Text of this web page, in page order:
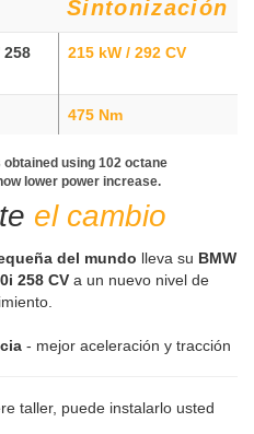
Sintonización
258
215 kW / 292 CV
475 Nm
using 102 octane
lower power increase.
el cambio
del mundo lleva su BMW
258 CV a un nuevo nivel de
- mejor aceleración y tracción
taller, puede instalarlo usted